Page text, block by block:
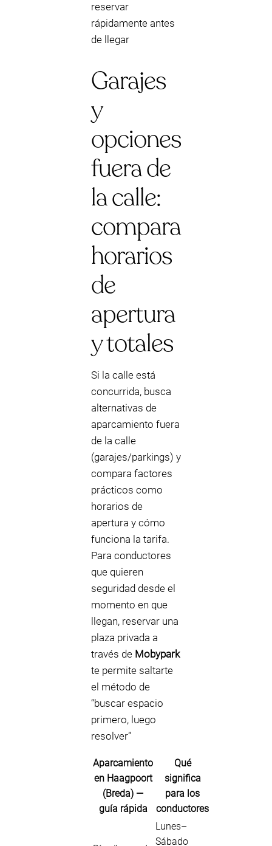
reservar
rápidamente antes
de llegar
Garajes
y
opciones
fuera de
la calle:
compara
horarios
de
apertura
y totales
Si la calle está
concurrida, busca
alternativas de
aparcamiento fuera
de la calle
(garajes/parkings) y
compara factores
prácticos como
horarios de
apertura y cómo
funciona la tarifa.
Para conductores
que quieren
seguridad desde el
momento en que
llegan, reservar una
plaza privada a
través de Mobypark
te permite saltarte
el método de
“buscar espacio
primero, luego
resolver”
Aparcamiento
en Haagpoort
(Breda) —
guía rápida
Qué
significa
para los
conductores
Lunes–
Sábado